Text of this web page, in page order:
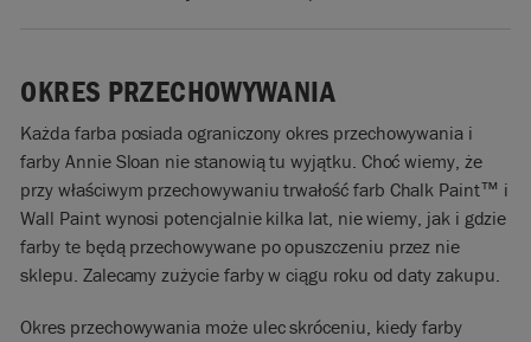
OKRES PRZECHOWYWANIA
Każda farba posiada ograniczony okres przechowywania i
farby Annie Sloan nie stanowią tu wyjątku. Choć wiemy, że
przy właściwym przechowywaniu trwałość farb Chalk Paint™ i
Wall Paint wynosi potencjalnie kilka lat, nie wiemy, jak i gdzie
farby te będą przechowywane po opuszczeniu przez nie
sklepu. Zalecamy zużycie farby w ciągu roku od daty zakupu.
Okres przechowywania może ulec skróceniu, kiedy farby